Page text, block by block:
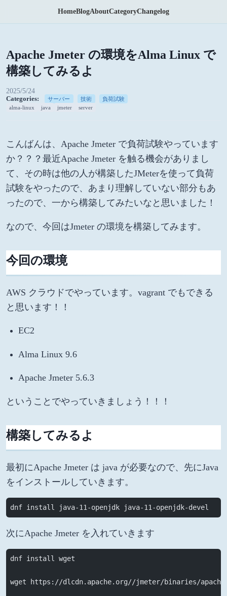
HomeBlogAboutCategoryChangelog
Apache Jmeter の環境をAlma Linux で
構築してみるよ
2025/5/24
Categories: サーバー 技術
負荷試験
alma-linux
java jmeter server
こんばんは、Apache Jmeter で負荷試験やっています
か？？？最近Apache Jmeter を触る機会がありまし
て、その時は他の人が構築したJMeterを使って負荷
試験をやったので、あまり理解していない部分もあ
ったので、一から構築してみたいなと思いました！
なので、今回はJmeter の環境を構築してみます。
今回の環境
AWS クラウドでやっています。vagrant でもできる
と思います！！
EC2
Alma Linux 9.6
Apache Jmeter 5.6.3
ということでやっていきましょう！！！
構築してみるよ
最初にApache Jmeter は java が必要なので、先にJava
をインストールしていきます。
dnf install java-11-openjdk java-11-openjdk-devel
次にApache Jmeter を入れていきます
dnf install wget
wget https://dlcdn.apache.org//jmeter/binaries/